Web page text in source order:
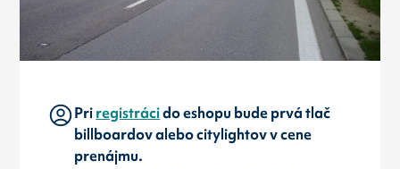
Priregistrácido eshopu bude prvá tlač
billboardov alebo citylightov v cene
prenájmu.